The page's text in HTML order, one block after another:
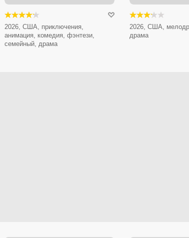
2026, США, приключения,
анимация, комедия, фэнтези,
семейный, драма
2026, США,
драма